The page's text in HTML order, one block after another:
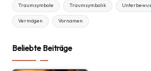
Traumsymbole Traumsymbolik
Vermögen Vornamen
Beliebte Beiträge